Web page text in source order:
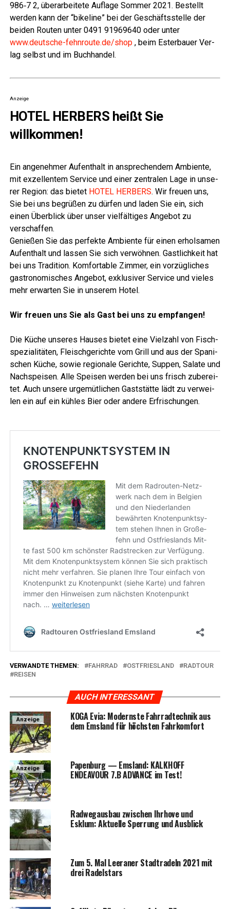
986‑7 2, über­ar­bei­te­te Auf­la­ge Som­mer 2021. Bestellt
wer­den kann der “bikeli­ne” bei der Geschäfts­stel­le der
bei­den Rou­ten unter 0491 91969640 oder unter
www.deutsche-fehnroute.de/shop, beim Ester­bau­er Ver­
lag selbst und im Buchhandel.
Anzeige
HOTEL HERBERS heißt Sie
willkommen!
Ein ange­neh­mer Auf­ent­halt in anspre­chen­dem Ambi­en­te,
mit exzel­len­tem Ser­vice und einer zen­tra­len Lage in unse­
rer Regi­on: das bie­tetHOTEL HERBERS. Wir freu­en uns,
Sie bei uns begrü­ßen zu dür­fen und laden Sie ein, sich
einen Über­blick über unser viel­fäl­ti­ges Ange­bot zu
verschaffen.
Genie­ßen Sie das per­fek­te Ambi­en­te für einen erhol­sa­men
Auf­ent­halt und las­sen Sie sich ver­wöh­nen. Gast­lich­keit hat
bei uns Tra­di­ti­on. Kom­for­ta­ble Zim­mer, ein vor­züg­li­ches
gas­tro­no­mi­sches Ange­bot, exklu­si­ver Ser­vice und vie­les
mehr erwar­ten Sie in unse­rem Hotel.
Wir freu­en uns Sie als Gast bei uns zu empfangen!
Die Küche unse­res Hau­ses bie­tet eine Viel­zahl von Fisch­
spe­zia­li­tä­ten, Fleisch­ge­rich­te vom Grill und aus der Spa­ni­
schen Küche, sowie regio­na­le Gerich­te, Sup­pen, Sala­te und
Nach­spei­sen. Alle Spei­sen wer­den bei uns frisch zube­rei­
tet. Auch unse­re urge­müt­li­chen Gast­stät­te lädt zu ver­wei­
len ein auf ein küh­les Bier oder ande­re Erfrischungen.
VERWANDTE THEMEN: FAHRRAD OSTFRIESLAND
RADTOUR
REISEN
AUCH INTERESSANT
Anzeige KOGA Evia: Moderns­te Fahr­rad­tech­nik aus
dem Ems­land für höchs­ten Fahrkomfort
Anzeige Papen­burg — Ems­land: KALKHOFF
ENDEAVOUR 7.B ADVANCE im Test!
Rad­weg­aus­bau zwi­schen Ihr­ho­ve und
Esklum: Aktu­el­le Sper­rung und Ausblick
Zum 5. Mal Leera­ner Stadt­ra­deln 2021 mit
drei Radelstars